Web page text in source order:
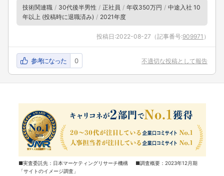
技術関連職 30代後半男性 正社員 年収350万円
中途入社 10
年以上 (投稿時に退職済み)
2021年度
投稿日:2022-08-27 （記事番号:909971 ）
参考になった 0 不適切な投稿として報告
■実査委託先：日本マーケティングリサーチ機構 ■調査概要：2023年12月期
「サイトのイメージ調査」